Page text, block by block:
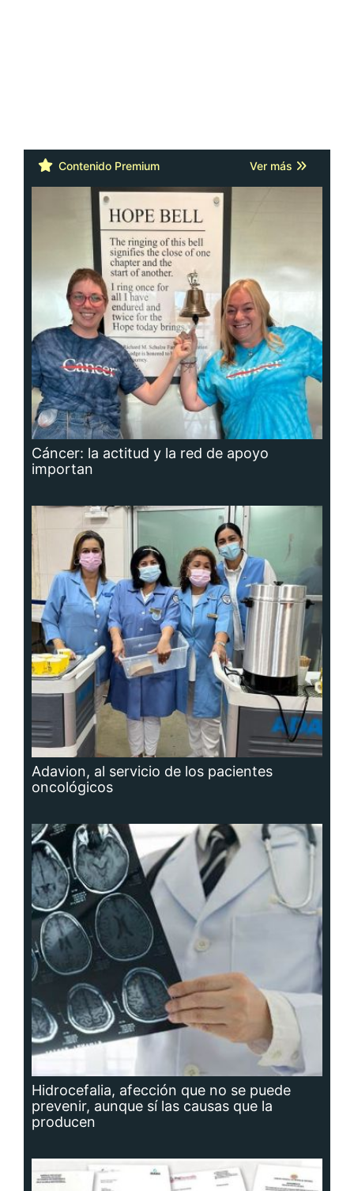
Contenido Premium Ver más
Cáncer: la actitud y la red de apoyo
importan
Adavion, al servicio de los pacientes
oncológicos
Hidrocefalia, afección que no se puede
prevenir, aunque sí las causas que la
producen